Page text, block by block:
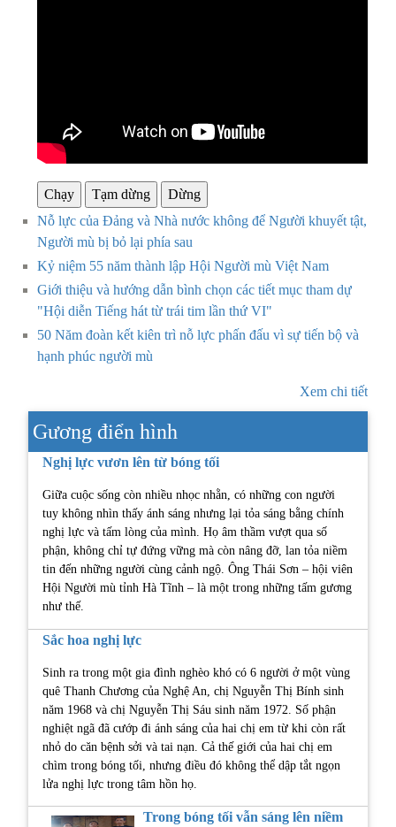
Chạy Tạm dừng
Dừng
Nỗ lực của Đảng và Nhà nước không để Người khuyết tật,
Người mù bị bỏ lại phía sau
Kỷ niệm 55 năm thành lập Hội Người mù Việt Nam
Giới thiệu và hướng dẫn bình chọn các tiết mục tham dự
"Hội diễn Tiếng hát từ trái tim lần thứ VI"
50 Năm đoàn kết kiên trì nỗ lực phấn đấu vì sự tiến bộ và
hạnh phúc người mù
Xem chi tiết
Gương điển hình
Nghị lực vươn lên từ bóng tối
Giữa cuộc sống còn nhiều nhọc nhằn, có những con người
tuy không nhìn thấy ánh sáng nhưng lại tỏa sáng bằng chính
nghị lực và tấm lòng của mình. Họ âm thầm vượt qua số
phận, không chỉ tự đứng vững mà còn nâng đỡ, lan tỏa niềm
tin đến những người cùng cảnh ngộ. Ông Thái Sơn – hội viên
Hội Người mù tỉnh Hà Tĩnh – là một trong những tấm gương
như thế.
Sắc hoa nghị lực
Sinh ra trong một gia đình nghèo khó có 6 người ở một vùng
quê Thanh Chương của Nghệ An, chị Nguyễn Thị Bính sinh
năm 1968 và chị Nguyễn Thị Sáu sinh năm 1972. Số phận
nghiệt ngã đã cướp đi ánh sáng của hai chị em từ khi còn rất
nhỏ do căn bệnh sởi và tai nạn. Cả thế giới của hai chị em
chìm trong bóng tối, nhưng điều đó không thể dập tắt ngọn
lửa nghị lực trong tâm hồn họ.
Trong bóng tối vẫn sáng lên niềm